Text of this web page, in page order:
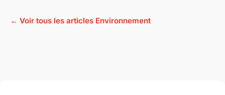
← Voir tous les articles Environnement